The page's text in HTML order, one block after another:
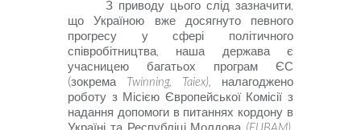
З приводу цього слід зазначити,
що Україною вже досягнуто певного
прогресу у сфері політичного
співробітництва, наша держава є
учасницею багатьох програм ЄС
(зокрема Twinning, Taiex), налагоджено
роботу з Місією Європейської Комісії з
надання допомоги в питаннях кордону в
Україні та Республіці Молдова (EUBAM).